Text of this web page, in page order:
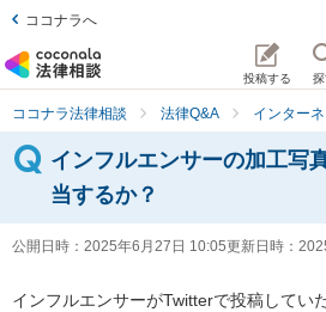
ココナラへ
投稿する
ココナラ法律相談 法律Q&A インター
インフルエンサーの加工写
当するか？
公開日時： 2025年6月27日 10:05更新日時：
インフルエンサーがTwitterで投稿してい